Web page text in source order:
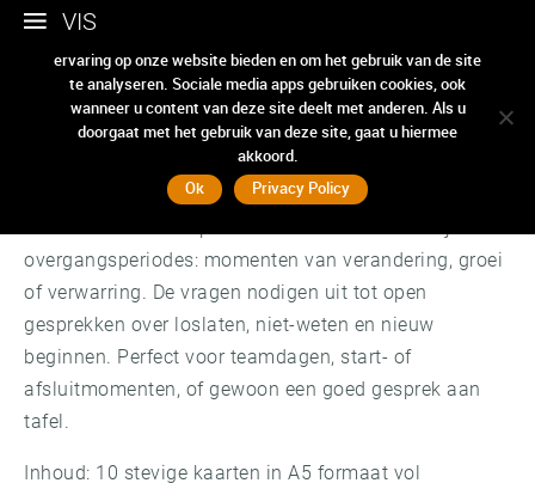
VIS
Tussentijd
overgangsperiodes: momenten van verandering, groei
of verwarring. De vragen nodigen uit tot open
gesprekken over loslaten, niet-weten en nieuw
beginnen. Perfect voor teamdagen, start- of
afsluitmomenten, of gewoon een goed gesprek aan
tafel.
Inhoud: 10 stevige kaarten in A5 formaat vol
Wij gebruiken cookies om ervoor te zorgen dat we u de beste
ervaring op onze website bieden en om het gebruik van de site
te analyseren. Sociale media apps gebruiken cookies, ook
wanneer u content van deze site deelt met anderen. Als u
doorgaat met het gebruik van deze site, gaat u hiermee
akkoord.
Ok
Privacy Policy